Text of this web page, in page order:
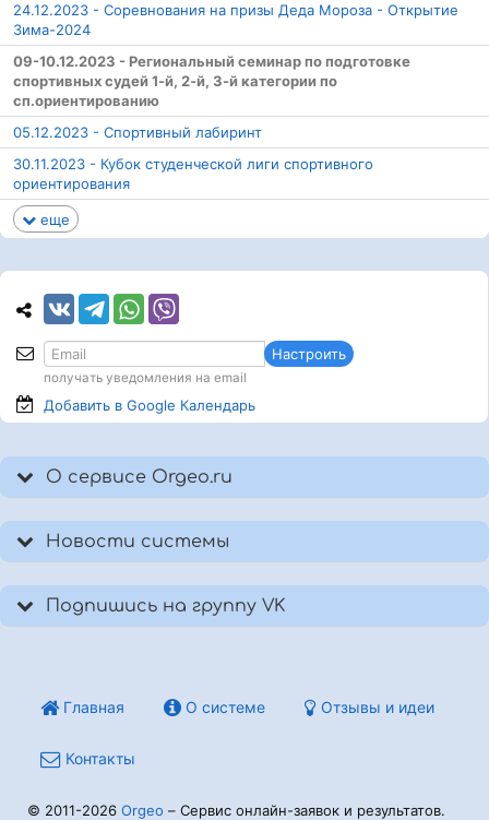
24.12.2023 - Соревнования на призы Деда Мороза - Открытие
Зима-2024
09-10.12.2023 - Региональный семинар по подготовке
спортивных судей 1-й, 2-й, 3-й категории по
сп.ориентированию
05.12.2023 - Спортивный лабиринт
30.11.2023 - Кубок студенческой лиги спортивного
ориентирования
еще
Настроить
получать уведомления на email
Добавить в Google Календарь
О сервисе Orgeo.ru
Новости системы
Подпишись на группу VK
Главная О системе Отзывы и идеи
Контакты
© 2011-2026 Orgeo – Сервис онлайн-заявок и результатов.